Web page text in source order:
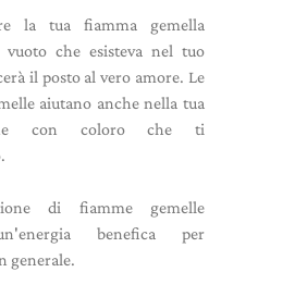
la tua fiamma gemella
che esisteva nel tuo
il posto al vero amore. Le
aiutano anche nella tua
con coloro che ti
di fiamme gemelle
benefica per
generale.